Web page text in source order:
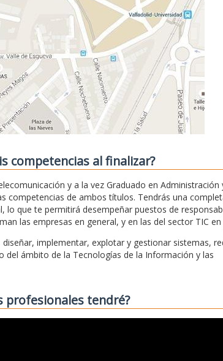
competencias al finalizar?
y a la vez Graduado en Administración
competencias de ambos títulos. Tendrás una
lo que te permitirá desempeñar puestos de
las empresas en general, y en las del sector TIC en
implementar, explotar y gestionar sistemas,
ámbito de la Tecnologías de la Información y las
profesionales tendré?